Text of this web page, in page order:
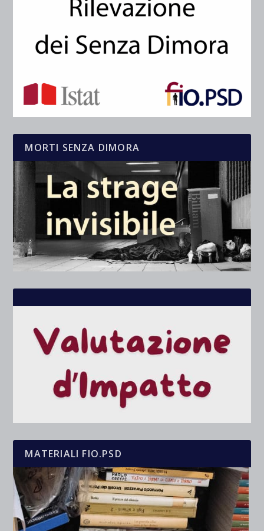
MORTI SENZA DIMORA
MATERIALI FIO.PSD